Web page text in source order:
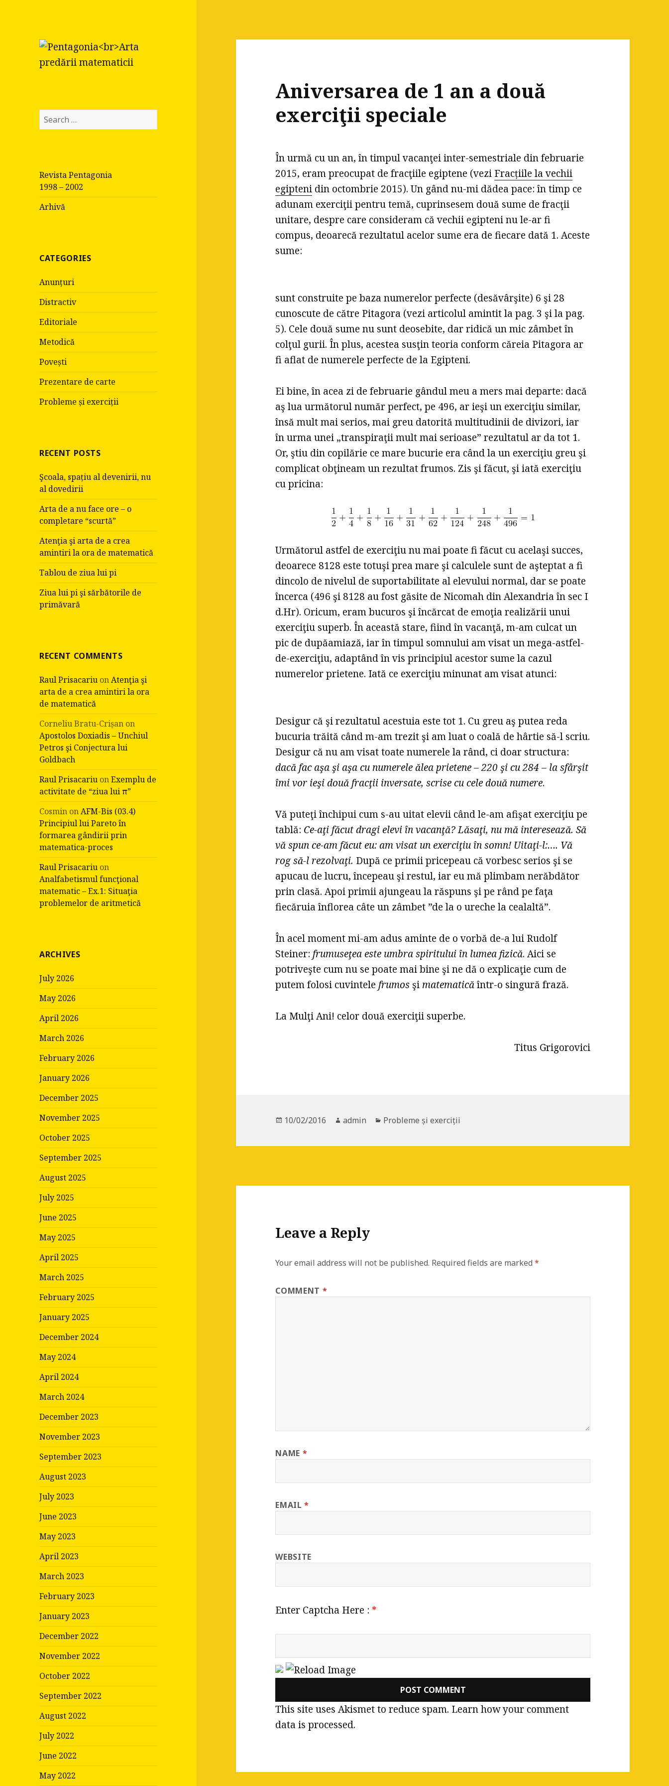
Pentagonia
Arta predării matematicii
S
e
h
f
o
r
Revista Pentagonia
1998 – 2002
Arhivă
CATEGORIES
Anunțuri
Distractiv
Editoriale
Metodică
Povești
Prezentare de carte
Probleme și exerciții
RECENT POSTS
Şcoala, spațiu al devenirii, nu
al dovedirii
Arta de a nu face ore – o
completare “scurtă”
Atenţia şi arta de a crea
amintiri la ora de matematică
Tablou de ziua lui pi
Ziua lui pi şi sărbătorile de
primăvară
RECENT COMMENTS
Raul Prisacariu onAtenţia şi
arta de a crea amintiri la ora
de matematică
Corneliu Bratu-Crișan on
Apostolos Doxiadis – Unchiul
Petros şi Conjectura lui
Goldbach
Raul Prisacariu onExemplu de
activitate de “ziua lui π”
Cosmin onAFM-Bis (03.4)
Principiul lui Pareto în
formarea gândirii prin
matematica-proces
Raul Prisacariu on
Analfabetismul funcţional
matematic – Ex.1: Situaţia
problemelor de aritmetică
ARCHIVES
July 2026
May 2026
April 2026
March 2026
February 2026
January 2026
December 2025
November 2025
October 2025
September 2025
August 2025
July 2025
June 2025
May 2025
April 2025
March 2025
February 2025
January 2025
December 2024
May 2024
April 2024
March 2024
December 2023
November 2023
September 2023
August 2023
July 2023
June 2023
May 2023
April 2023
March 2023
February 2023
January 2023
December 2022
November 2022
October 2022
September 2022
August 2022
July 2022
June 2022
May 2022
Aniversarea de 1 an a două
exerciţii speciale
În urmă cu un an, în timpul vacanţei inter-semestriale din februarie
2015, eram preocupat de fracţiile egiptene (vezi Fracțiile la vechii
egipteni din octombrie 2015). Un gând nu-mi dădea pace: în timp ce
adunam exerciţii pentru temă, cuprinsesem două sume de fracţii
unitare, despre care consideram că vechii egipteni nu le-ar fi
compus, deoarecă rezultatul acelor sume era de fiecare dată 1. Aceste
sume:
sunt construite pe baza numerelor perfecte (desăvârşite) 6 şi 28
cunoscute de către Pitagora (vezi articolul amintit la pag. 3 şi la pag.
5). Cele două sume nu sunt deosebite, dar ridică un mic zâmbet în
colţul gurii. În plus, acestea susţin teoria conform căreia Pitagora ar
fi aflat de numerele perfecte de la Egipteni.
Ei bine, în acea zi de februarie gândul meu a mers mai departe: dacă
aş lua următorul număr perfect, pe 496, ar ieşi un exerciţiu similar,
însă mult mai serios, mai greu datorită multitudinii de divizori, iar
în urma unei „transpiraţii mult mai serioase” rezultatul ar da tot 1.
Or, ştiu din copilărie ce mare bucurie era când la un exerciţiu greu şi
complicat obţineam un rezultat frumos. Zis şi făcut, şi iată exerciţiu
cu pricina:
Următorul astfel de exerciţiu nu mai poate fi făcut cu acelaşi succes,
deoarece 8128 este totuşi prea mare şi calculele sunt de aşteptat a fi
dincolo de nivelul de suportabilitate al elevului normal, dar se poate
încerca (496 şi 8128 au fost găsite de Nicomah din Alexandria în sec I
d.Hr). Oricum, eram bucuros şi încărcat de emoţia realizării unui
exerciţiu superb. În această stare, fiind în vacanţă, m-am culcat un
pic de dupăamiază, iar în timpul somnului am visat un mega-astfel-
de-exerciţiu, adaptând în vis principiul acestor sume la cazul
numerelor prietene. Iată ce exerciţiu minunat am visat atunci:
Desigur că şi rezultatul acestuia este tot 1. Cu greu aş putea reda
bucuria trăită când m-am trezit şi am luat o coală de hârtie să-l scriu.
Desigur că nu am visat toate numerele la rând, ci doar structura:
dacă fac aşa şi aşa cu numerele ălea prietene – 220 şi cu 284 – la sfârşit
îmi vor ieşi două fracţii inversate, scrise cu cele două numere.
Vă puteţi închipui cum s-au uitat elevii când le-am afişat exerciţiu pe
tablă: Ce-aţi făcut dragi elevi în vacanţă? Lăsaţi, nu mă interesează. Să
vă spun ce-am făcut eu: am visat un exerciţiu în somn! Uitaţi-l:…. Vă
rog să-l rezolvaţi. După ce primii pricepeau că vorbesc serios şi se
apucau de lucru, începeau şi restul, iar eu mă plimbam nerăbdător
prin clasă. Apoi primii ajungeau la răspuns şi pe rând pe faţa
fiecăruia înflorea câte un zâmbet ”de la o ureche la cealaltă”.
În acel moment mi-am adus aminte de o vorbă de-a lui Rudolf
Steiner: frumuseţea este umbra spiritului în lumea fizică. Aici se
potriveşte cum nu se poate mai bine şi ne dă o explicaţie cum de
putem folosi cuvintele frumos şi matematicăîntr-o singură frază.
La Mulţi Ani! celor două exerciţii superbe.
Titus Grigorovici
Posted
10/02/2016 Author
admin Categories
Probleme și exerciții
Leave a Reply
Your email address will not be published. Required fields are marked*
COMMENT *
NAME *
EMAIL*
WEBSITE
Enter Captcha Here : *
This site uses Akismet to reduce spam. Learn how your comment
data is processed.